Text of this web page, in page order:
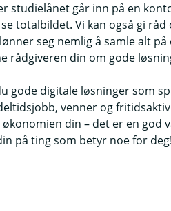
studielånet går inn på en
totalbildet. Vi kan også gi
seg nemlig å samle alt
rådgiveren din om gode
gode digitale løsninger som
venner og
din – det er en god
på ting som betyr noe for deg!